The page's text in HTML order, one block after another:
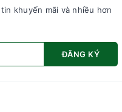
khuyến mãi và nhiều hơn
ĐĂNG KÝ